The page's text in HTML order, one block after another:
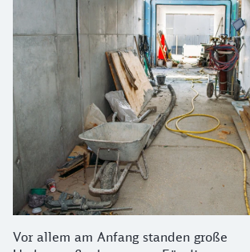
Vor allem am Anfang standen große